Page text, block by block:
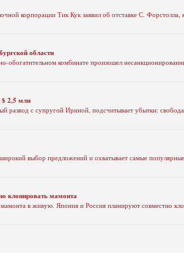
корпорации Тик Кук заявил об отставке С.
области
обогатительном комбинате произошел
$ 2,5 млн
развод с супругой Ириной, подсчитывает убытки:
выбор предложений и охватывает самые
клонировать мамонта
в живую. Япония и Россия планируют совместно